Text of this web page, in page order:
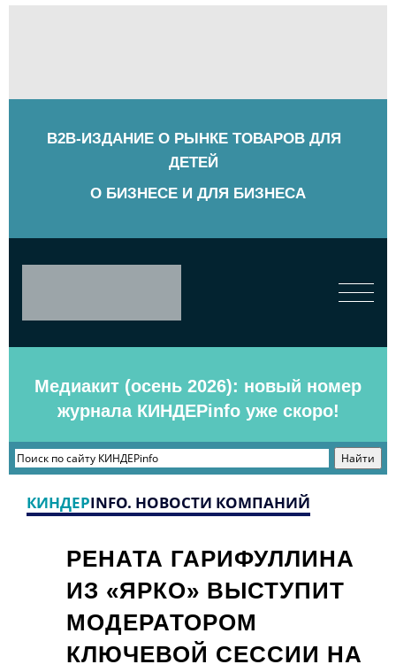
B2B-ИЗДАНИЕ О РЫНКЕ ТОВАРОВ ДЛЯ
ДЕТЕЙ
О БИЗНЕСЕ И ДЛЯ БИЗНЕСА
Медиакит (осень 2026): новый номер
журнала КИНДЕРinfo уже скоро!
КИНДЕРINFO. НОВОСТИ КОМПАНИЙ
РЕНАТА ГАРИФУЛЛИНА
ИЗ «ЯРКО» ВЫСТУПИТ
МОДЕРАТОРОМ
КЛЮЧЕВОЙ СЕССИИ НА